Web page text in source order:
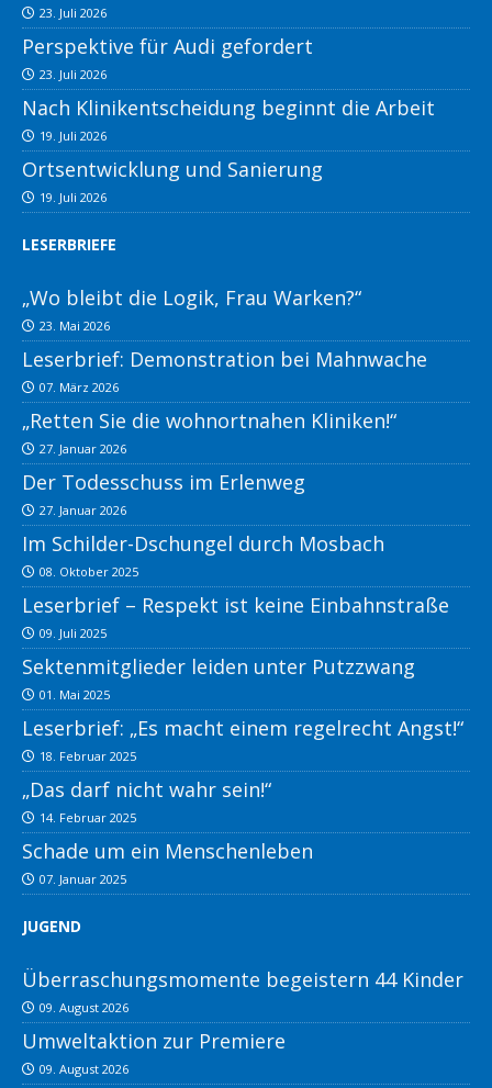
23. Juli 2026
Perspektive für Audi gefordert
23. Juli 2026
Nach Klinikentscheidung beginnt die Arbeit
19. Juli 2026
Ortsentwicklung und Sanierung
19. Juli 2026
LESERBRIEFE
„Wo bleibt die Logik, Frau Warken?“
23. Mai 2026
Leserbrief: Demonstration bei Mahnwache
07. März 2026
„Retten Sie die wohnortnahen Kliniken!“
27. Januar 2026
Der Todesschuss im Erlenweg
27. Januar 2026
Im Schilder-Dschungel durch Mosbach
08. Oktober 2025
Leserbrief – Respekt ist keine Einbahnstraße
09. Juli 2025
Sektenmitglieder leiden unter Putzzwang
01. Mai 2025
Leserbrief: „Es macht einem regelrecht Angst!“
18. Februar 2025
„Das darf nicht wahr sein!“
14. Februar 2025
Schade um ein Menschenleben
07. Januar 2025
JUGEND
Überraschungsmomente begeistern 44 Kinder
09. August 2026
Umweltaktion zur Premiere
09. August 2026